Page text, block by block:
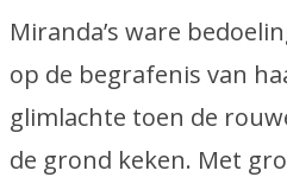
Miranda’s ware
op de begrafenis van
glimlachte toen de
de grond keken. Met